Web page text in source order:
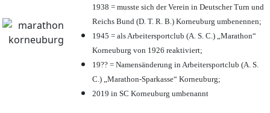
1938 = musste sich der Verein in Deutscher Turn und
Reichs Bund (D. T. R. B.) Korneuburg umbenennen;
1945 = als Arbeitersportclub (A. S. C.) „Marathon“
Korneuburg von 1926 reaktiviert;
19?? = Namensänderung in Arbeitersportclub (A. S.
C.) „Marathon-Sparkasse“ Korneuburg;
2019 in SC Korneuburg umbenannt